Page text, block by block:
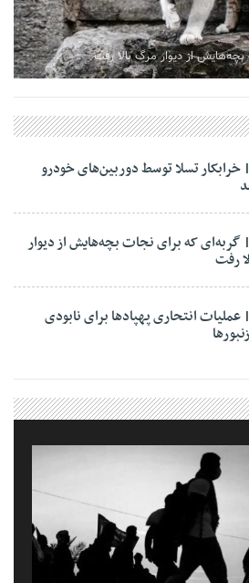
بچه‌هایش از دیوار مرگ بالا رفت
خرابکار تسلا توسط دوربین‌های خودرو
گربه‌ای که برای نجات بچه‌هایش از دیوار
رفت
عملیات انتحاری پهپادها برای نابودی